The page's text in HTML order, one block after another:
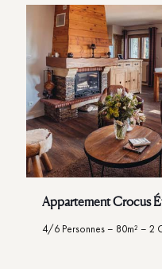
Appartement Crocus
4/6 Personnes – 80m² – 2